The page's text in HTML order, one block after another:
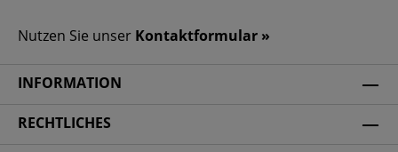
Nutzen Sie unser Kontaktformular »
INFORMATION
RECHTLICHES